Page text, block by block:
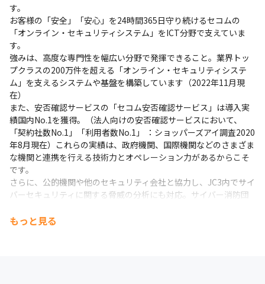
・出社の際は、フリーアドレス制になっていますので、自
由に席を選べます
・部門メンバーもお客様をしっかりサポートしていくこと
を主眼に、前向きに取り組んでいる社員が
多い環境です。
す。
お客様の「安全」「安心」を24時間365日守り続けるセコムの
「オンライン・セキュリティシステム」をICT分野で支えていま
す。
強みは、高度な専門性を幅広い分野で発揮できること。業界トッ
プクラスの200万件を超える「オンライン・セキュリティシステ
ム」を支えるシステムや基盤を構築しています（2022年11月現
在）
また、安否確認サービスの「セコム安否確認サービス」は導入実
績国内No.1を獲得。（法人向けの安否確認サービスにおいて、
「契約社数No.1」「利用者数No.1」 ：ショッパーズアイ調査2020
年8月現在）これらの実績は、政府機関、国際機関などのさまざま
な機関と連携を行える技術力とオペレーション力があるからこそ
です。
さらに、公的機関や他のセキュリティ会社と協力し、JC3内でサイ
バーセキュリティに関する脅威の分析にも対応。サイバー消防団
情報セキュリティ事案に対応する組織も構築しています。
もっと見る